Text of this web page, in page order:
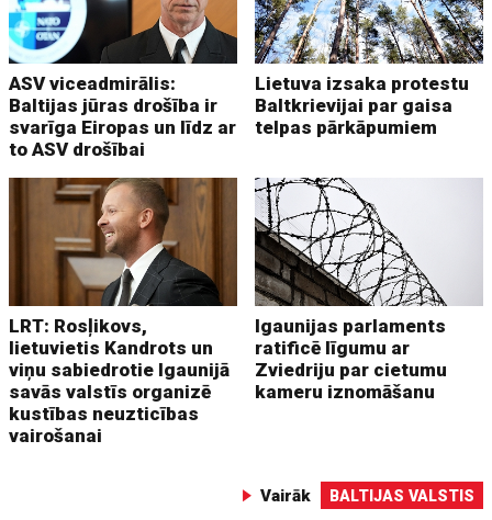
ASV viceadmirālis:
Baltijas jūras drošība ir
svarīga Eiropas un līdz ar
to ASV drošībai
Lietuva izsaka protestu
Baltkrievijai par gaisa
telpas pārkāpumiem
LRT: Rosļikovs,
lietuvietis Kandrots un
viņu sabiedrotie Igaunijā
savās valstīs organizē
kustības neuzticības
vairošanai
Igaunijas parlaments
ratificē līgumu ar
Zviedriju par cietumu
kameru iznomāšanu
Vairāk BALTIJAS VALSTIS